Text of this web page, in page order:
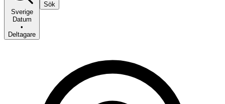
Sverige
Datum
•
Deltagare
Sök